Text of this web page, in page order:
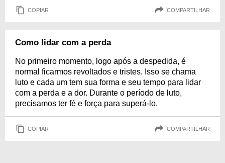
COPIAR COMPARTILHAR
Como lidar com a perda
No primeiro momento, logo após a despedida, é
normal ficarmos revoltados e tristes. Isso se chama
luto e cada um tem sua forma e seu tempo para lidar
com a perda e a dor. Durante o período de luto,
precisamos ter fé e força para superá-lo.
COPIAR COMPARTILHAR